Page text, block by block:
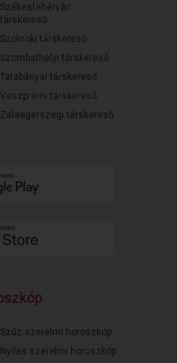
Székesfehérvári
társkereső
Szolnoki társkereső
Szombathelyi társkereső
Tatabányai társkereső
Veszprémi társkereső
Zalaegerszegi társkereső
Szűz szerelmi horoszkóp
Nyilas szerelmi horoszkóp